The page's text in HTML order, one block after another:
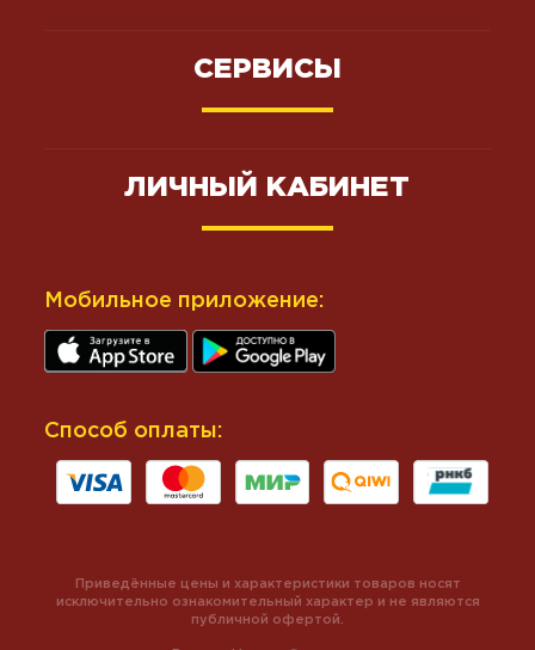
СЕРВИСЫ
ЛИЧНЫЙ КАБИНЕТ
Мобильное приложение:
Способ оплаты:
Приведённые цены и характеристики товаров носят
исключительно ознакомительный характер и не являются
публичной офертой.